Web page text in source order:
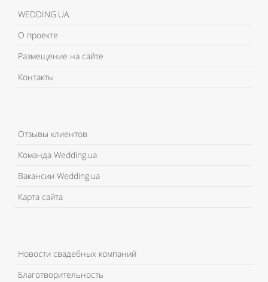
WEDDING.UA
О проекте
Размещение на сайте
Контакты
Отзывы клиентов
Команда Wedding.ua
Вакансии Wedding.ua
Карта сайта
Новости свадебных компаний
Благотворительность